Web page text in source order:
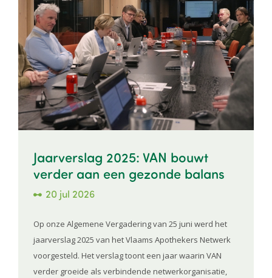
Jaarverslag 2025: VAN bouwt
verder aan een gezonde balans
20 jul 2026
Op onze Algemene Vergadering van 25 juni werd het
jaarverslag 2025 van het Vlaams Apothekers Netwerk
voorgesteld. Het verslag toont een jaar waarin VAN
verder groeide als verbindende netwerkorganisatie,